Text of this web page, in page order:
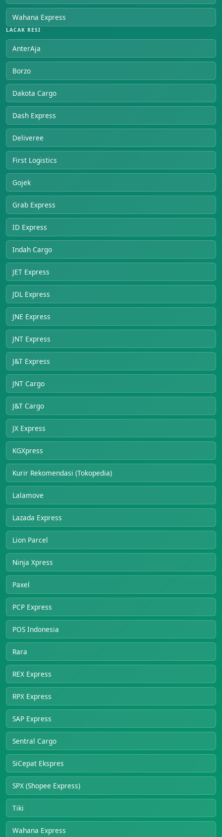
Wahana Express
LACAK RESI
AnterAja
Borzo
Dakota Cargo
Dash Express
Deliveree
First Logistics
Gojek
Grab Express
ID Express
Indah Cargo
JET Express
JDL Express
JNE Express
JNT Express
J&T Express
JNT Cargo
J&T Cargo
JX Express
KGXpress
Kurir Rekomendasi (Tokopedia)
Lalamove
Lazada Express
Lion Parcel
Ninja Xpress
Paxel
PCP Express
POS Indonesia
Rara
REX Express
RPX Express
SAP Express
Sentral Cargo
SiCepat Ekspres
SPX (Shopee Express)
Tiki
Wahana Express